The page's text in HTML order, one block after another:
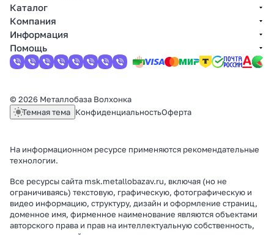
Каталог
Компания
Информация
Помощь
© 2026 Металлобаза Волхонка
Темная тема КонфиденциальностьОферта
На информационном ресурсе применяются рекомендательные
технологии.
Все ресурсы сайта msk.metallobazav.ru, включая (но не
ограничиваясь) текстовую, графическую, фотографическую и
видео информацию, структуру, дизайн и оформление страниц,
доменное имя, фирменное наименование являются объектами
авторского права и прав на интеллектуальную собственность,